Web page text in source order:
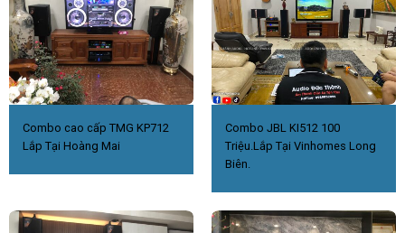
Combo cao cấp TMG KP712
Lắp Tại Hoàng Mai
Combo JBL KI512 100
Triệu.Lắp Tại Vinhomes Long
Biên.